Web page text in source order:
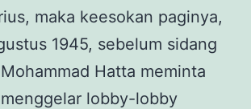
maka keesokan paginya,
1945, sebelum sidang
Hatta meminta
lobby-lobby